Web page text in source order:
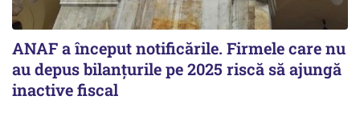
ANAF a început notificările. Firmele care nu
au depus bilanțurile pe 2025 riscă să ajungă
inactive fiscal